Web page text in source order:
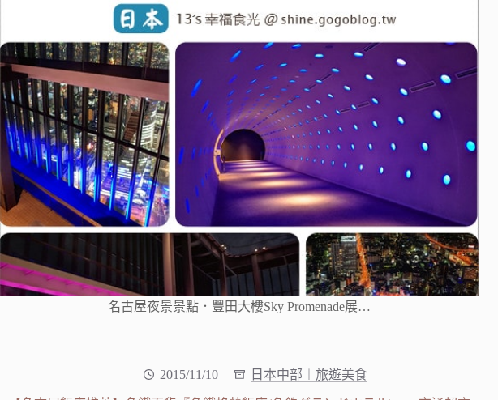
名古屋夜景景點．豐田大樓Sky Promenade展…
2015/11/10 日本中部︱旅遊美食